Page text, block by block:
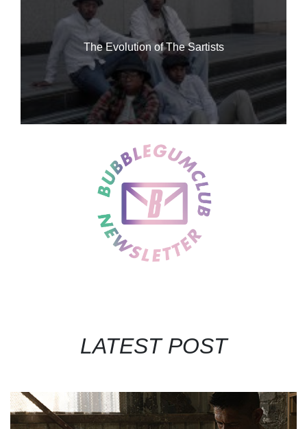
The Evolution of The Sartists
LATEST POST